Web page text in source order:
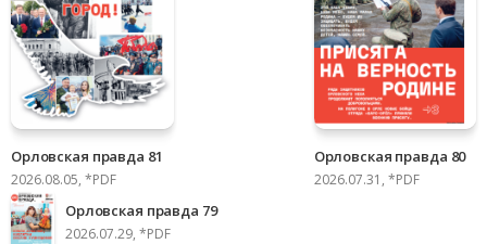
Орловская правда 81
2026.08.05, *PDF
Орловская правда 80
2026.07.31, *PDF
Орловская правда 79
2026.07.29, *PDF